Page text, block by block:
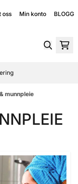
oss Min konto BLOGG
munnpleie